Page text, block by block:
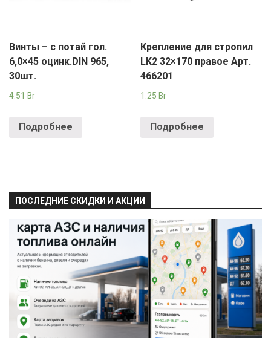
Винты – с потай гол.
6,0×45 оцинк.DIN 965,
30шт.
4.51 Br
Подробнее
Крепление для стропил
LK2 32×170 правое Арт.
466201
1.25 Br
Подробнее
ПОСЛЕДНИЕ СКИДКИ И АКЦИИ